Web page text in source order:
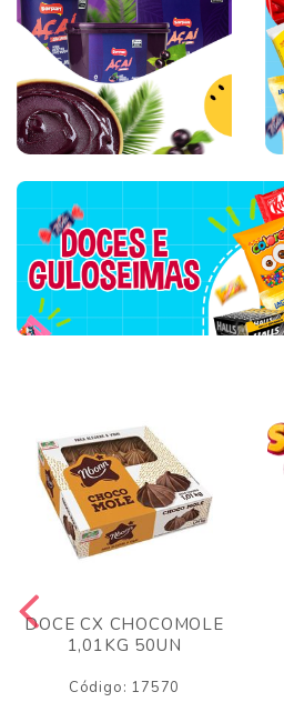
DOCE CX CHOCOMOLE
1,01KG 50UN
Código: 17570